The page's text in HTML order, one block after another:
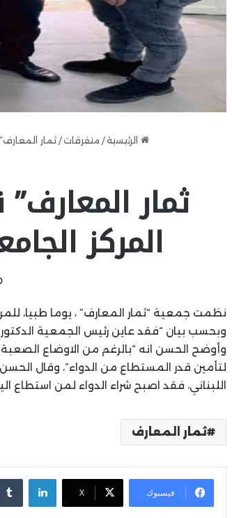
الرئيسية / متفرقات / ثمار
ثمار
المركز
نظمت جمعية “ثمار المعارف” ، يوما طبيا،
وبحسب بيان “فقد عاين رئيس الجمعية الدكتور يونس الحسن أكثرمن ٩٠
وأوضح الحسن انه “بالرغم من الاوضاع
لتأمين قدر المستطاع من الدواء”، وقال
اللبناني، فقد اصبح شراء الدواء لمن استطاع
ثمار المعارف
فيسبوك X